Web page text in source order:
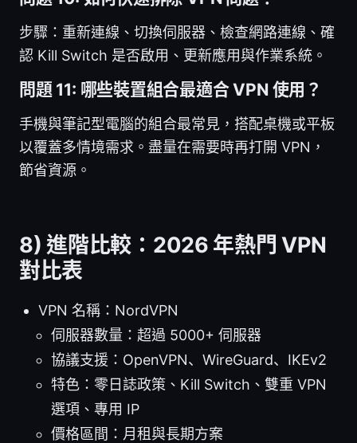
步驟：重新連線、切換伺服器、檢查網路連線、確
認 Kill Switch 是否啟用、更新應用與作業系統。
問題 11: 哪些裝置組合最適合 VPN 使用？
手機與筆記型電腦的組合最常見，搭配桌機或平板
以覆蓋多情境需求。盡量在需要時再打開 VPN，
節省資源。
8) 進階比較：2026 年熱門 VPN
對比表
VPN 名稱：NordVPN
伺服器數量：超過 5000+ 伺服器
協議支援：OpenVPN、WireGuard、IKEv2
特色：零日誌政策、Kill Switch、雙重 VPN
選項、專用 IP
價格區間：月租與長期方案